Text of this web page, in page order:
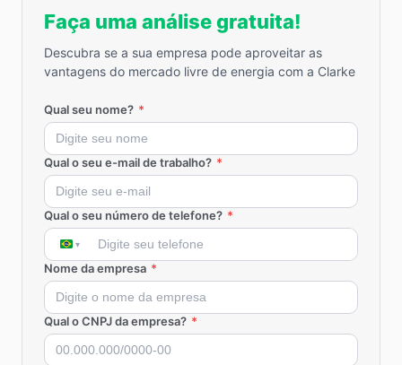
Faça uma análise gratuita!
Descubra se a sua empresa pode aproveitar as
vantagens do mercado livre de energia com a Clarke
Qual seu nome? *
Qual o seu e-mail de trabalho? *
Qual o seu número de telefone? *
Nome da empresa *
Qual o CNPJ da empresa? *